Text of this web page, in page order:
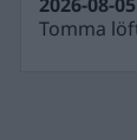
Tomma